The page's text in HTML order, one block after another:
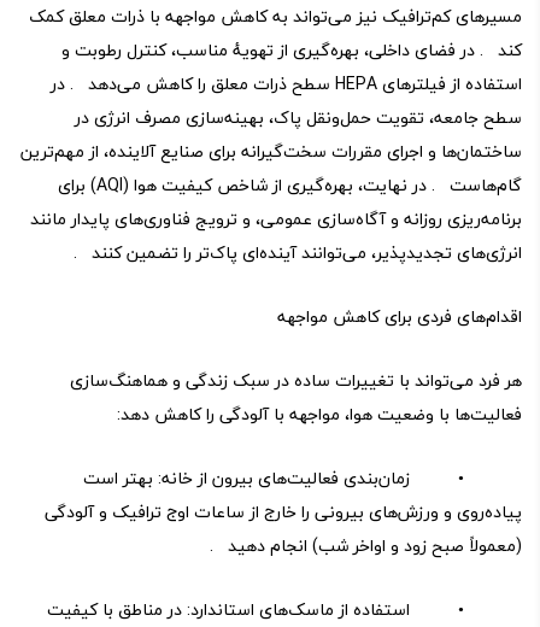
مسیرهای کم‌ترافیک نیز می‌تواند به کاهش مواجهه با ذرات معلق کمک
کند . در فضای داخلی، بهره‌گیری از تهویهٔ مناسب، کنترل رطوبت و
استفاده از فیلترهای HEPA سطح ذرات معلق را کاهش می‌دهد . در
سطح جامعه، تقویت حمل‌ونقل پاک، بهینه‌سازی مصرف انرژی در
ساختمان‌ها و اجرای مقررات سخت‌گیرانه برای صنایع آلاینده، از مهم‌ترین
گام‌هاست . در نهایت، بهره‌گیری از شاخص کیفیت هوا (AQI) برای
برنامه‌ریزی روزانه و آگاه‌سازی عمومی، و ترویج فناوری‌های پایدار مانند
انرژی‌های تجدیدپذیر، می‌توانند آینده‌ای پاک‌تر را تضمین کنند .
اقدام‌های فردی برای کاهش مواجهه
هر فرد می‌تواند با تغییرات ساده در سبک زندگی و هماهنگ‌سازی
فعالیت‌ها با وضعیت هوا، مواجهه با آلودگی را کاهش دهد:
• زمان‌بندی فعالیت‌های بیرون از خانه: بهتر است
پیاده‌روی و ورزش‌های بیرونی را خارج از ساعات اوج ترافیک و آلودگی
(معمولاً صبح زود و اواخر شب) انجام دهید .
• استفاده از ماسک‌های استاندارد: در مناطق با کیفیت